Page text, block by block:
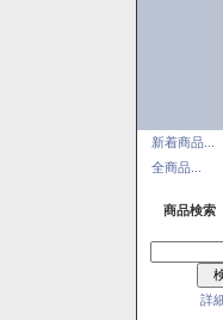
新着商品...
全商品...
商品検索
詳